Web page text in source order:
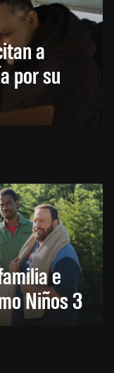
a
por su
e
Niños 3